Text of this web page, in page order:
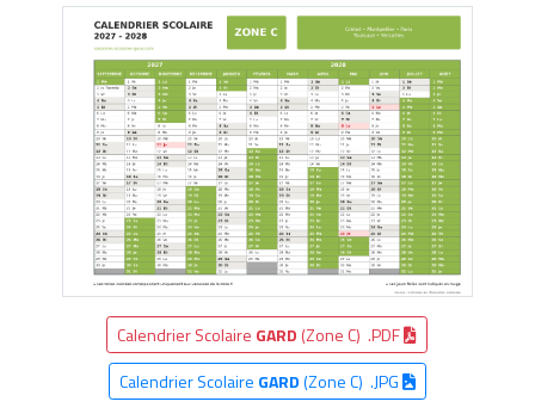
Calendrier Scolaire GARD (Zone C) .PDF
Calendrier Scolaire GARD(Zone C) .JPG